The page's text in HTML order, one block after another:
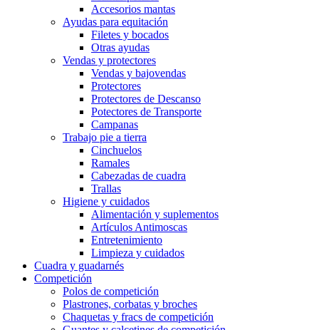
Accesorios mantas
Ayudas para equitación
Filetes y bocados
Otras ayudas
Vendas y protectores
Vendas y bajovendas
Protectores
Protectores de Descanso
Potectores de Transporte
Campanas
Trabajo pie a tierra
Cinchuelos
Ramales
Cabezadas de cuadra
Trallas
Higiene y cuidados
Alimentación y suplementos
Artículos Antimoscas
Entretenimiento
Limpieza y cuidados
Cuadra y guadarnés
Competición
Polos de competición
Plastrones, corbatas y broches
Chaquetas y fracs de competición